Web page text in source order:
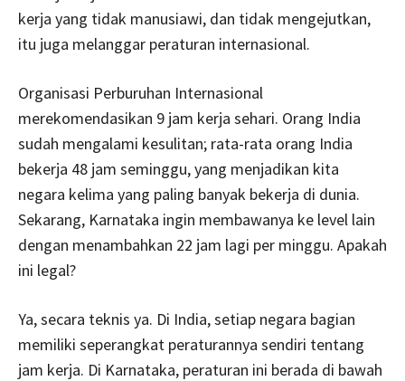
kerja yang tidak manusiawi, dan tidak mengejutkan,
itu juga melanggar peraturan internasional.
Organisasi Perburuhan Internasional
merekomendasikan 9 jam kerja sehari. Orang India
sudah mengalami kesulitan; rata-rata orang India
bekerja 48 jam seminggu, yang menjadikan kita
negara kelima yang paling banyak bekerja di dunia.
Sekarang, Karnataka ingin membawanya ke level lain
dengan menambahkan 22 jam lagi per minggu. Apakah
ini legal?
Ya, secara teknis ya. Di India, setiap negara bagian
memiliki seperangkat peraturannya sendiri tentang
jam kerja. Di Karnataka, peraturan ini berada di bawah